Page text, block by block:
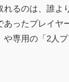
れるのは、誰よ
あったプレイヤ
や専用の「2人